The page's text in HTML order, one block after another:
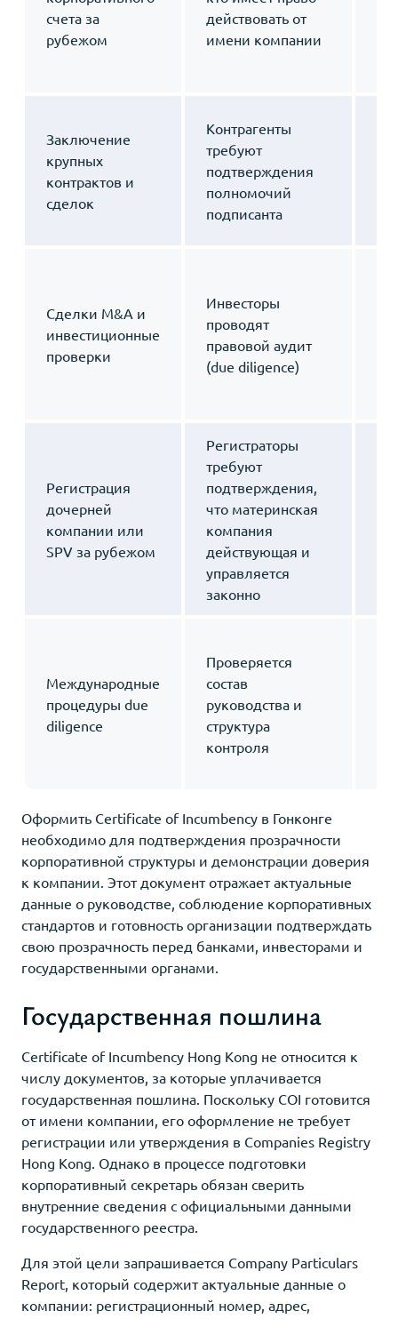
счета за
рубежом
действовать от
имени компании
Заключение
крупных
контрактов и
сделок
Контрагенты
требуют
подтверждения
полномочий
подписанта
Сделки M&A и
инвестиционные
проверки
Инвесторы
проводят
правовой аудит
(due diligence)
Регистрация
дочерней
компании или
SPV за рубежом
Регистраторы
требуют
подтверждения,
что материнская
компания
действующая и
управляется
законно
Международные
процедуры due
diligence
Проверяется
состав
руководства и
структура
контроля
Оформить Certificate of Incumbency в Гонконге
необходимо для подтверждения прозрачности
корпоративной структуры и демонстрации доверия
к компании. Этот документ отражает актуальные
данные о руководстве, соблюдение корпоративных
стандартов и готовность организации подтверждать
свою прозрачность перед банками, инвесторами и
государственными органами.
Государственная пошлина
Certificate of Incumbency Hong Kong не относится к
числу документов, за которые уплачивается
государственная пошлина. Поскольку COI готовится
от имени компании, его оформление не требует
регистрации или утверждения в Companies Registry
Hong Kong. Однако в процессе подготовки
корпоративный секретарь обязан сверить
внутренние сведения с официальными данными
государственного реестра.
Для этой цели запрашивается Company Particulars
Report, который содержит актуальные данные о
компании: регистрационный номер, адрес,